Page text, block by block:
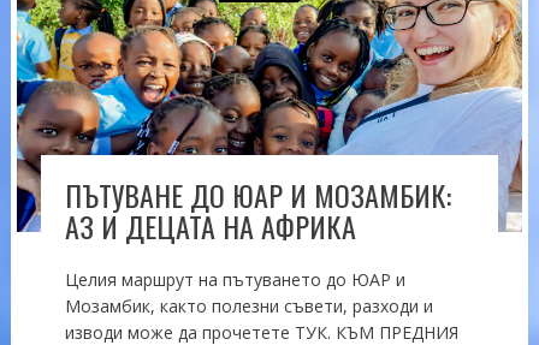
ПЪТУВАНЕ ДО ЮАР И МОЗАМБИК:
АЗ И ДЕЦАТА НА АФРИКА
Целия маршрут на пътуването до ЮАР и
Мозамбик, както полезни съвети, разходи и
изводи може да прочетете ТУК. КЪМ ПРЕДНИЯ